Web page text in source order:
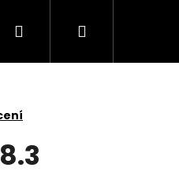
PřihlášeníNákupní